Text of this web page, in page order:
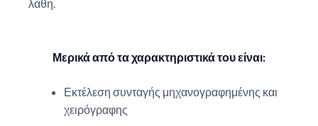
λάθη.
Μερικά από ταχαρακτηριστικάτου είναι:
Εκτέλεση συνταγής μηχανογραφημένης και
χειρόγραφης